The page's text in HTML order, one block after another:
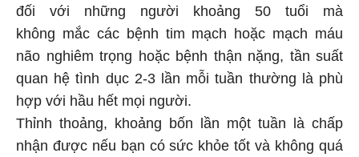
đối với những người khoảng 50 tuổi mà
không mắc các bệnh tim mạch hoặc mạch máu
não nghiêm trọng hoặc bệnh thận nặng, tần suất
quan hệ tình dục 2-3 lần mỗi tuần thường là phù
hợp với hầu hết mọi người.
Thỉnh thoảng, khoảng bốn lần một tuần là chấp
nhận được nếu bạn có sức khỏe tốt và không quá